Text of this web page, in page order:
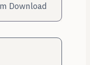
Download